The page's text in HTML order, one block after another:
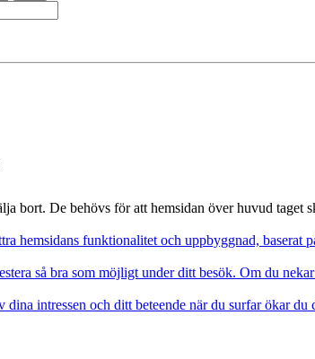
bort. De behövs för att hemsidan över huvud taget
hemsidans funktionalitet och uppbyggnad, baserat
så bra som möjligt under ditt besök. Om du
dina intressen och ditt beteende när du surfar ökar